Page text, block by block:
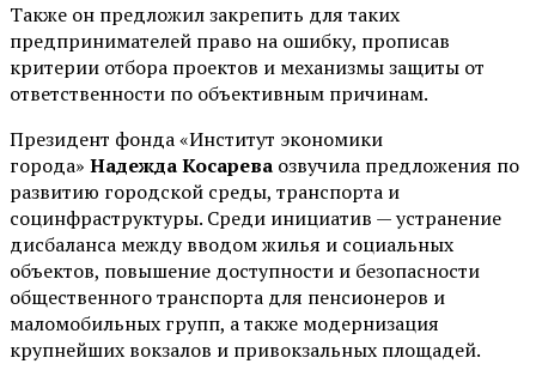
Также он предложил закрепить для таких
предпринимателей право на ошибку, прописав
критерии отбора проектов и механизмы защиты от
ответственности по объективным причинам.
Президент фонда «Институт экономики
города» Надежда Косарева озвучила предложения по
развитию городской среды, транспорта и
социнфраструктуры. Среди инициатив — устранение
дисбаланса между вводом жилья и социальных
объектов, повышение доступности и безопасности
общественного транспорта для пенсионеров и
маломобильных групп, а также модернизация
крупнейших вокзалов и привокзальных площадей.